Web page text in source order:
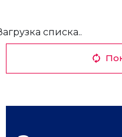
списка..